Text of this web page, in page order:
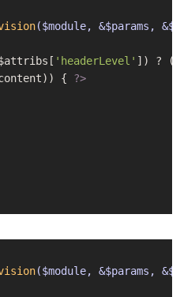
($module, &$params,
'headerLevel' ]) ?
{ ?>
($module, &$params,